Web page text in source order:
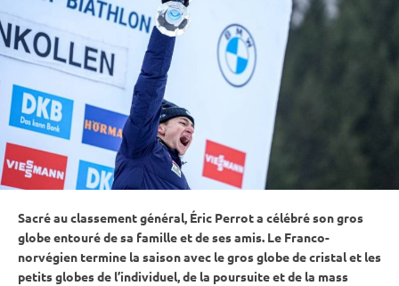
Sacré au classement général, Éric Perrot a célébré son gros
globe entouré de sa famille et de ses amis. Le Franco-
norvégien termine la saison avec le grosglobe de cristalet les
petits globes de l’individuel, de la poursuiteet de la mass